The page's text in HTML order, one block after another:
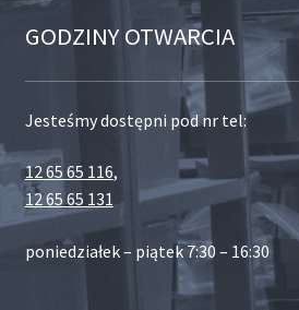
GODZINY OTWARCIA
Jesteśmy dostępni pod nr tel:
12 65 65 116,
12 65 65 131
poniedziałek – piątek 7:30 – 16:30